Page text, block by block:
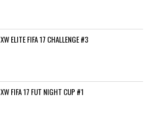
XW ELITE FIFA 17 CHALLENGE #3
XW FIFA 17 FUT NIGHT CUP #1